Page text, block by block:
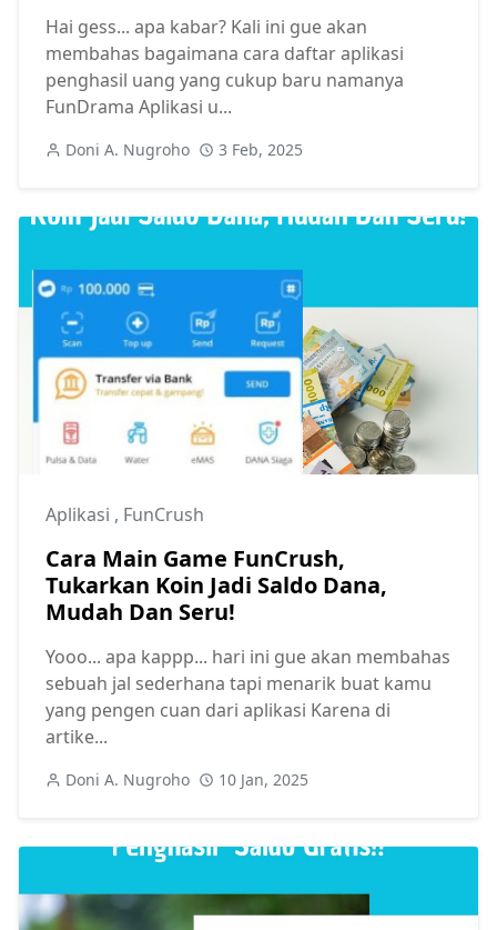
Hai gess... apa kabar? Kali ini gue akan
membahas bagaimana cara daftar aplikasi
penghasil uang yang cukup baru namanya
FunDrama Aplikasi u...
Doni A. Nugroho 3 Feb, 2025
Aplikasi , FunCrush
Cara Main Game FunCrush,
Tukarkan Koin Jadi Saldo Dana,
Mudah Dan Seru!
Yooo... apa kappp... hari ini gue akan membahas
sebuah jal sederhana tapi menarik buat kamu
yang pengen cuan dari aplikasi Karena di
artike...
Doni A. Nugroho 10 Jan, 2025